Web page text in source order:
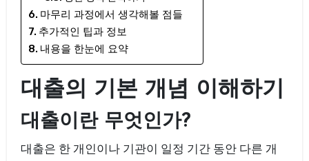
마무리 과정에서 생각해볼 점들
추가적인 팁과 정보
내용을 한눈에 요약
대출의 기본 개념 이해하기
대출이란 무엇인가?
대출은 한 개인이나 기관이 일정 기간 동안 다른 개